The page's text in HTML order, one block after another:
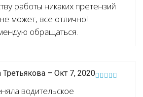
работы никаких претензий
может, все отлично!
обращаться.
Третьякова – Окт 7, 2020
водительское